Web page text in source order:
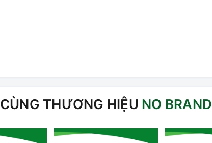
CÙNG THƯƠNG HIỆU NO BRAND